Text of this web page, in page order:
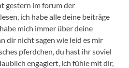
gestern im forum der
ich habe alle deine beiträge
mich immer über deine
dir nicht sagen wie leid es mir
pferdchen, du hast ihr soviel
engagiert, ich fühle mit dir,